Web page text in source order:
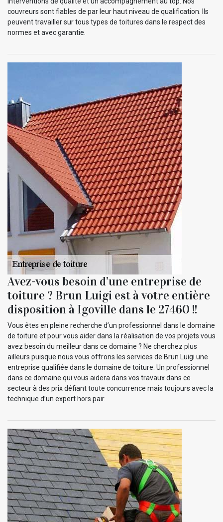
couvreurs sont fiables de par leur haut niveau de qualification. Ils
peuvent travailler sur tous types de toitures dans le respect des
normes et avec garantie.
Avez-vous besoin d’une entreprise de
toiture ? Brun Luigi est à votre entière
disposition à Igoville dans le 27460 !!
Vous êtes en pleine recherche d’un professionnel dans le domaine
de toiture et pour vous aider dans la réalisation de vos projets vous
avez besoin du meilleur dans ce domaine ? Ne cherchez plus
ailleurs puisque nous vous offrons les services de Brun Luigi une
entreprise qualifiée dans le domaine de toiture. Un professionnel
dans ce domaine qui vous aidera dans vos travaux dans ce
secteur à des prix défiant toute concurrence mais toujours avec la
technique d’un expert hors pair.